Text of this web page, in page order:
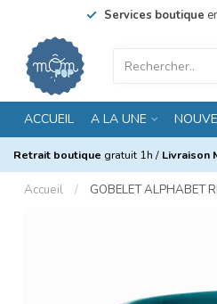
Services boutique
ACCUEIL A LA UNE
Retrait boutique gratuit 1h / Livraison
Accueil / GOBELET ALPHABET